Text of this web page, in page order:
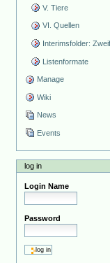
V. Tiere
VI. Quellen
Interimsfolder:
Listenformate
Manage
Wiki
News
Events
log in
Login Name
Password